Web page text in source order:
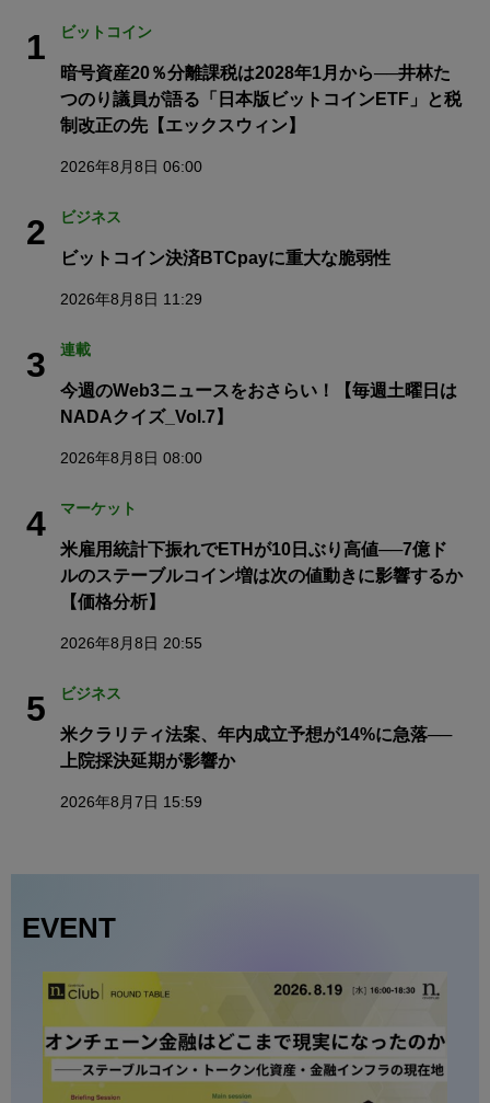
1 ビットコイン
暗号資産20％分離課税は2028年1月から──井林た
つのり議員が語る「日本版ビットコインETF」と税
制改正の先【エックスウィン】
2026年8月8日 06:00
2 ビジネス
ビットコイン決済BTCpayに重大な脆弱性
2026年8月8日 11:29
3 連載
今週のWeb3ニュースをおさらい！【毎週土曜日は
NADAクイズ_Vol.7】
2026年8月8日 08:00
4 マーケット
米雇用統計下振れでETHが10日ぶり高値──7億ド
ルのステーブルコイン増は次の値動きに影響するか
【価格分析】
2026年8月8日 20:55
5 ビジネス
米クラリティ法案、年内成立予想が14%に急落──
上院採決延期が影響か
2026年8月7日 15:59
EVENT